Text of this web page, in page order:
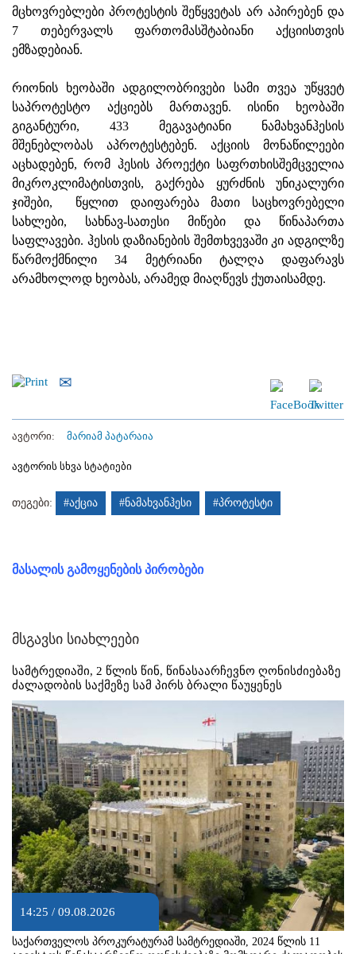
მცხოვრებლები პროტესტის შეწყვეტას არ აპირებენ და
7 თებერვალს ფართომასშტაბიანი აქციისთვის
ემზადებიან.
რიონის ხეობაში ადგილობრივები სამი თვეა უწყვეტ
საპროტესტო აქციებს მართავენ. ისინი ხეობაში
გიგანტური, 433 მეგავატიანი ნამახვანჰესის
მშენებლობას აპროტესტებენ. აქციის მონაწილეები
აცხადებენ, რომ ჰესის პროექტი საფრთხისშემცველია
მიკროკლიმატისთვის, გაქრება ყურძნის უნიკალური
ჯიშები, წყლით დაიფარება მათი საცხოვრებელი
სახლები, სახნავ-სათესი მიწები და წინაპართა
საფლავები. ჰესის დაზიანების შემთხვევაში კი ადგილზე
წარმოქმნილი 34 მეტრიანი ტალღა დაფარავს
არამხოლოდ ხეობას, არამედ მიაღწევს ქუთაისამდე.
ავტორი: მარიამ პატარაია
ავტორის სხვა სტატიები
თეგები: #აქცია #ნამახვანჰესი #პროტესტი
მასალის გამოყენების პირობები
მსგავსი სიახლეები
სამტრედიაში, 2 წლის წინ, წინასაარჩევნო ღონისძიებაზე
ძალადობის საქმეზე სამ პირს ბრალი წაუყენეს
14:25 / 09.08.2026
საქართველოს პროკურატურამ სამტრედიაში, 2024 წლის 11